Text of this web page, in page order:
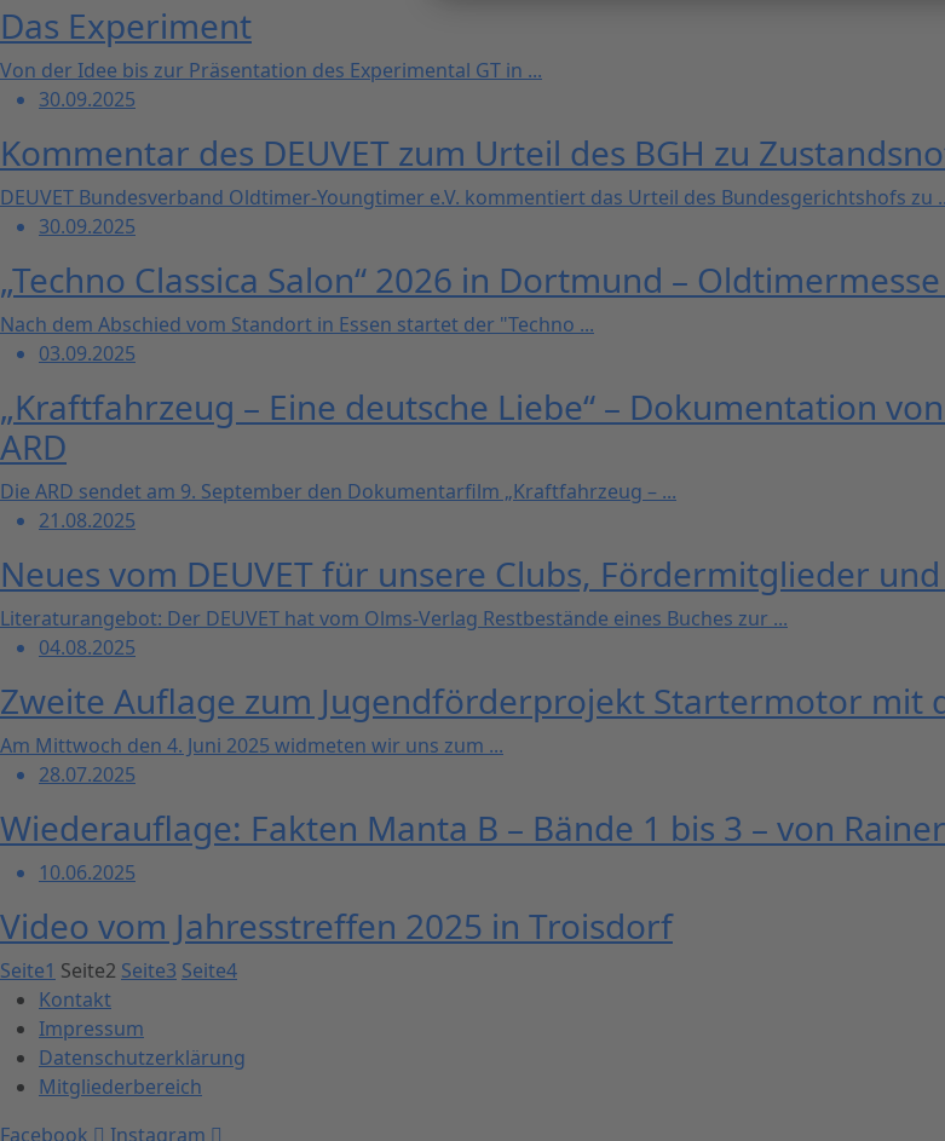
Das Experiment
Von der Idee bis zur Präsentation des Experimental GT in ...
30.09.2025
Kommentar des DEUVET zum Urteil des BGH zu
DEUVET Bundesverband Oldtimer-Youngtimer e.V. kommentiert das Urteil des Bundesgerichtshofs zu
30.09.2025
„Techno Classica Salon“ 2026 in Dortmund –
Nach dem Abschied vom Standort in Essen startet der "Techno ...
03.09.2025
„Kraftfahrzeug – Eine deutsche Liebe“ – Dokumentation
ARD
Die ARD sendet am 9. September den Dokumentarfilm „Kraftfahrzeug – ...
21.08.2025
Neues vom DEUVET für unsere Clubs, Fördermitglieder
Literaturangebot: Der DEUVET hat vom Olms-Verlag Restbestände eines Buches zur ...
04.08.2025
Zweite Auflage zum Jugendförderprojekt Startermotor mit
Am Mittwoch den 4. Juni 2025 widmeten wir uns zum ...
28.07.2025
Wiederauflage: Fakten Manta B – Bände 1 bis 3 – von
10.06.2025
Video vom Jahresstreffen 2025 in Troisdorf
Seite1 Seite2 Seite3 Seite4
Kontakt
Impressum
Datenschutzerklärung
Mitgliederbereich
Facebook
Instagram